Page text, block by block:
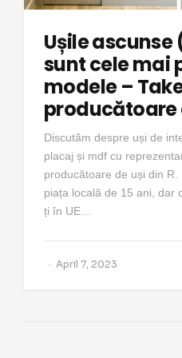
Ușile
sunt cele mai
modele –
producătoare
Discutăm despre uși de
placaj și mdf cu
producătoare de uși din
piața locală de 15 ani, dar
ți în UE…
April 7, 2023